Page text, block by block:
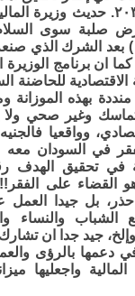
للتنمية المستدامة ٢٠٣٠. حديث
صلبة سوى
بعد الشرك الذي
ان برنامج الوزيرة
للحاضنة
بهذه الموزانة
وغير صحي ولا
وواقعيا
في السودان معه
القضاء على
حذر، بل جيدا العمل
الشباب والنساء
وإلخ، جيد جدا ان
دعمها بالرؤى
واجعليها